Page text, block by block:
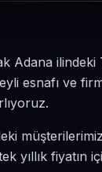
Adana ilindeki
esnafı ve
yıllık fiyatın